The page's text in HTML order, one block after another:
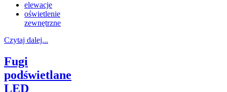
elewacje
oświetlenie
zewnętrzne
Czytaj dalej...
Fugi
podświetlane
LED